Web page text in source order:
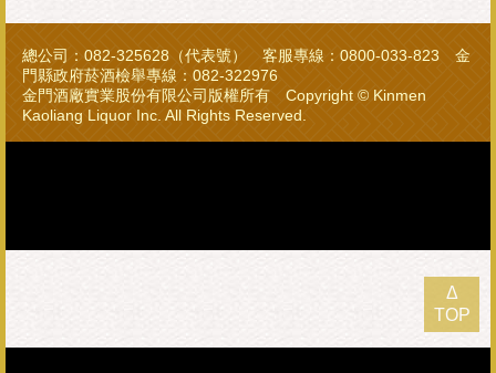
Δ
TOP
總公司：082-325628（代表號） 客服專線：0800-033-823 金
門縣政府菸酒檢舉專線：082-322976
金門酒廠實業股份有限公司版權所有 Copyright © Kinmen
Kaoliang Liquor Inc. All Rights Reserved.